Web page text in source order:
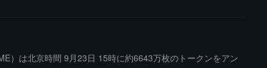
）は北京時間 9月23日 15時に約6643万枚のトークンをアン